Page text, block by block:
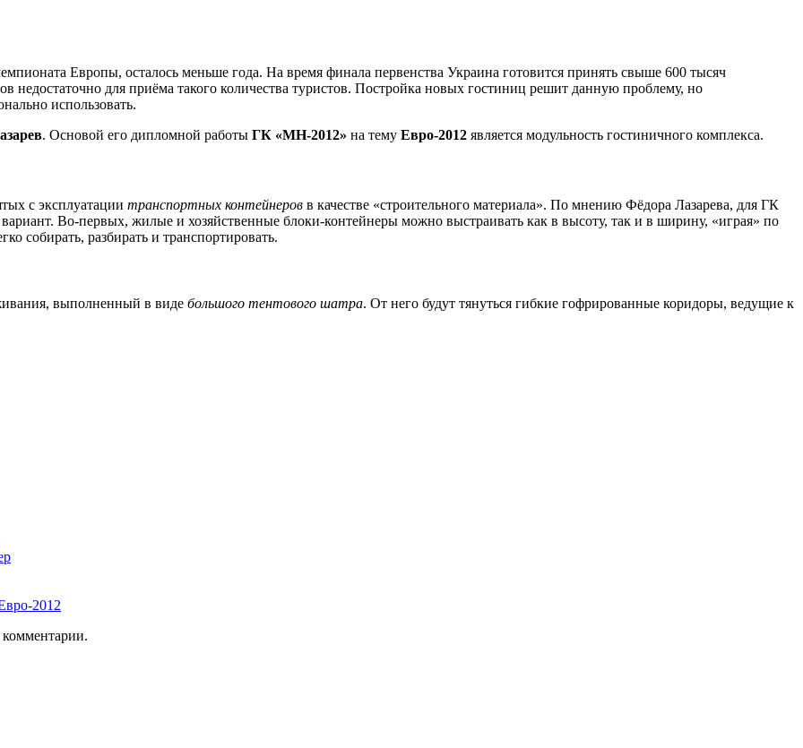
Европы, осталось меньше года. На время финала первенства Украина готовится принять свыше 600 тысяч
недостаточно для приёма такого количества туристов. Постройка новых гостиниц решит данную проблему, но
использовать.
. Основой его дипломной работы ГК «МН-2012» на тему Евро-2012 является модульность гостиничного комплекса.
с эксплуатации транспортных контейнеров в качестве «строительного материала». По мнению Фёдора Лазарева, для ГК
Во-первых, жилые и хозяйственные блоки-контейнеры можно выстраивать как в высоту, так и в ширину, «играя» по
собирать, разбирать и транспортировать.
выполненный в виде большого тентового шатра. От него будут тянуться гибкие гофрированные коридоры, ведущие к
2012
комментарии.